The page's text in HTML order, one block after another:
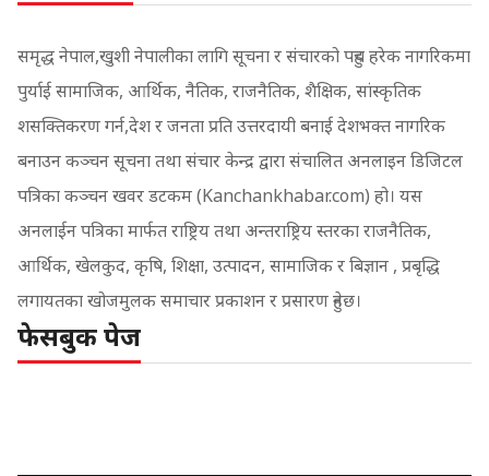
समृद्ध नेपाल,खुशी नेपालीका लागि सूचना र संचारको पहुच हरेक नागरिकमा
पुर्याई सामाजिक, आर्थिक, नैतिक, राजनैतिक, शैक्षिक, सांस्कृतिक
शसक्तिकरण गर्न,देश र जनता प्रति उत्तरदायी बनाई देशभक्त नागरिक
बनाउन कञ्चन सूचना तथा संचार केन्द्र द्वारा संचालित अनलाइन डिजिटल
पत्रिका कञ्चन खवर डटकम (Kanchankhabar.com) हो। यस
अनलाईन पत्रिका मार्फत राष्ट्रिय तथा अन्तराष्ट्रिय स्तरका राजनैतिक,
आर्थिक, खेलकुद, कृषि, शिक्षा, उत्पादन, सामाजिक र बिज्ञान , प्रबृद्धि
लगायतका खोजमुलक समाचार प्रकाशन र प्रसारण हुनेछ।
फेसबुक पेज